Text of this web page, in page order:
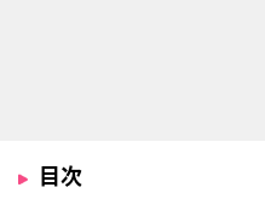
目次